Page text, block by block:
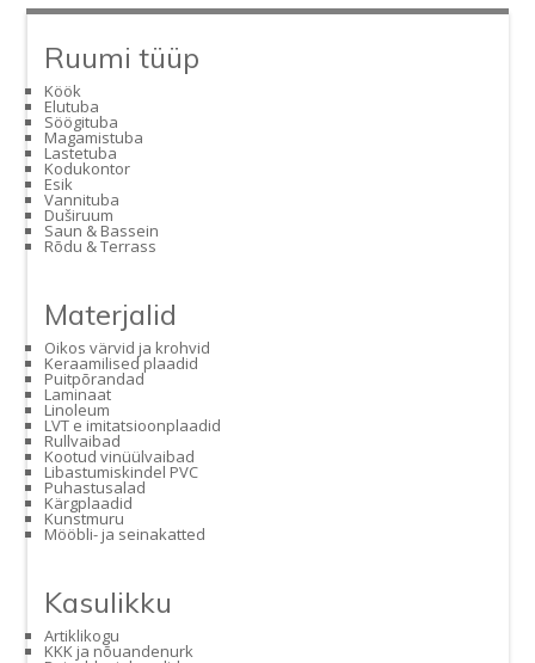
Ruumi tüüp
Köök
Elutuba
Söögituba
Magamistuba
Lastetuba
Kodukontor
Esik
Vannituba
Duširuum
Saun & Bassein
Rõdu & Terrass
Materjalid
Oikos värvid ja krohvid
Keraamilised plaadid
Puitpõrandad
Laminaat
Linoleum
LVT e imitatsioonplaadid
Rullvaibad
Kootud vinüülvaibad
Libastumiskindel PVC
Puhastusalad
Kärgplaadid
Kunstmuru
Mööbli- ja seinakatted
Kasulikku
Artiklikogu
KKK ja nõuandenurk